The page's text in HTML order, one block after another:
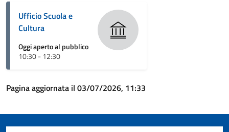
Ufficio Scuola e
Cultura
Oggi aperto al pubblico
10:30 - 12:30
Pagina aggiornata il 03/07/2026, 11:33